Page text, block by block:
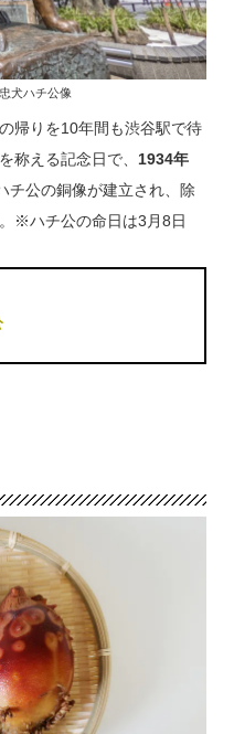
犬ハチ公像
帰りを10年間も渋谷駅で待
称える記念日で、 1934年
チ公の銅像が建立され、除
※ハチ公の命日は3月8日